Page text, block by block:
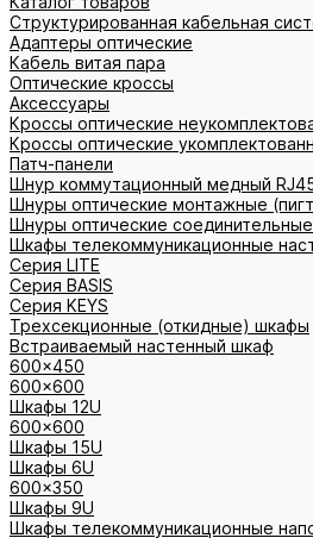
Структурированная кабельная
Адаптеры оптические
Кабель витая пара
Оптические кроссы
Аксессуары
Кроссы оптические
Кроссы оптические
Патч-панели
Шнур коммутационный медный
Шнуры оптические монтажные
Шнуры оптические
Шкафы телекоммуникационные
Cерия LITE
Cерия BASIS
Cерия KEYS
Трехсекционные (откидные) шкафы
Встраиваемый настенный шкаф
600x450
600x600
Шкафы 12U
600x600
Шкафы 15U
Шкафы 6U
600x350
Шкафы 9U
Шкафы телекоммуникационные